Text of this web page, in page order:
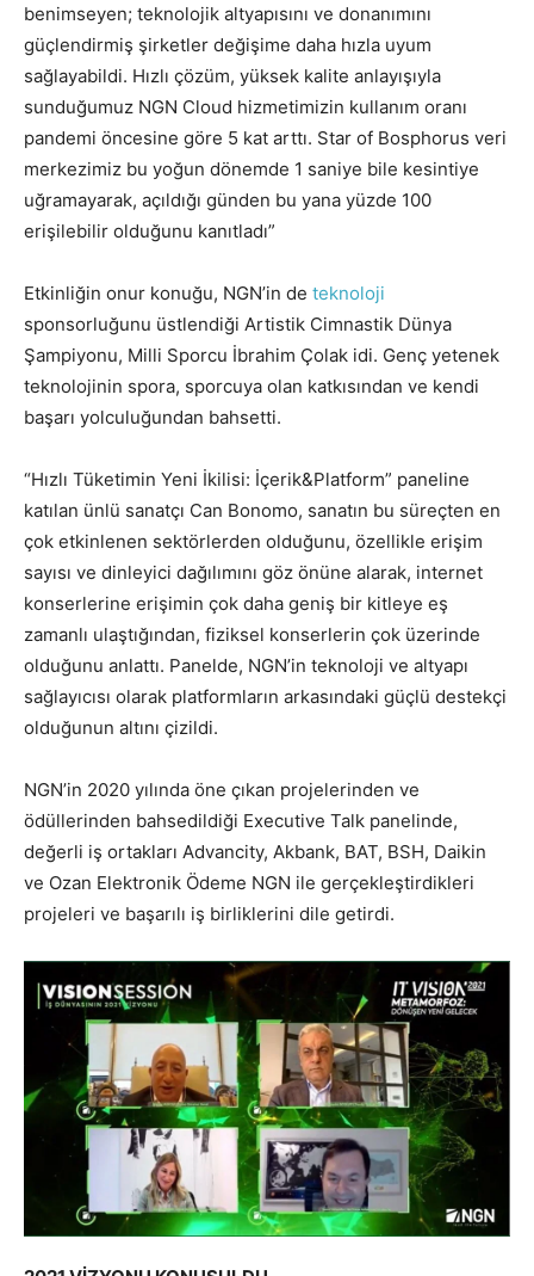
benimseyen; teknolojik altyapısını ve donanımını
güçlendirmiş şirketler değişime daha hızla uyum
sağlayabildi. Hızlı çözüm, yüksek kalite anlayışıyla
sunduğumuz NGN Cloud hizmetimizin kullanım oranı
pandemi öncesine göre 5 kat arttı. Star of Bosphorus veri
merkezimiz bu yoğun dönemde 1 saniye bile kesintiye
uğramayarak, açıldığı günden bu yana yüzde 100
erişilebilir olduğunu kanıtladı”
Etkinliğin onur konuğu, NGN’in de teknoloji
sponsorluğunu üstlendiği Artistik Cimnastik Dünya
Şampiyonu, Milli Sporcu İbrahim Çolak idi. Genç yetenek
teknolojinin spora, sporcuya olan katkısından ve kendi
başarı yolculuğundan bahsetti.
“Hızlı Tüketimin Yeni İkilisi: İçerik&Platform” paneline
katılan ünlü sanatçı Can Bonomo, sanatın bu süreçten en
çok etkinlenen sektörlerden olduğunu, özellikle erişim
sayısı ve dinleyici dağılımını göz önüne alarak, internet
konserlerine erişimin çok daha geniş bir kitleye eş
zamanlı ulaştığından, fiziksel konserlerin çok üzerinde
olduğunu anlattı. Panelde, NGN’in teknoloji ve altyapı
sağlayıcısı olarak platformların arkasındaki güçlü destekçi
olduğunun altını çizildi.
NGN’in 2020 yılında öne çıkan projelerinden ve
ödüllerinden bahsedildiği Executive Talk panelinde,
değerli iş ortakları Advancity, Akbank, BAT, BSH, Daikin
ve Ozan Elektronik Ödeme NGN ile gerçekleştirdikleri
projeleri ve başarılı iş birliklerini dile getirdi.